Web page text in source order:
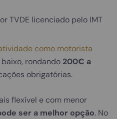
TVDE licenciado pelo IMT
como motorista
rondando 200€ a
obrigatórias.
flexível e com menor
ser a melhor opção. No